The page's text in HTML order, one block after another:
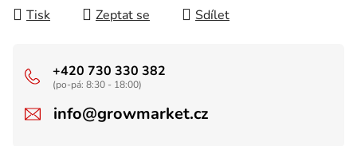
Tisk Zeptat se Sdílet
+420 730 330 382
(po-pá: 8:30 - 18:00)
info@growmarket.cz